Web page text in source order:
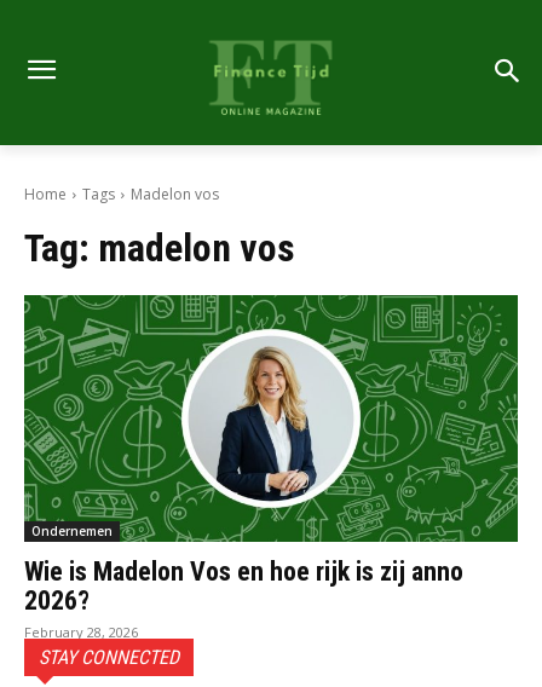
Home Tags Madelon vos
Tag: madelon vos
Ondernemen
Wie is Madelon Vos en hoe rijk is zij anno
2026?
February 28, 2026
STAY CONNECTED